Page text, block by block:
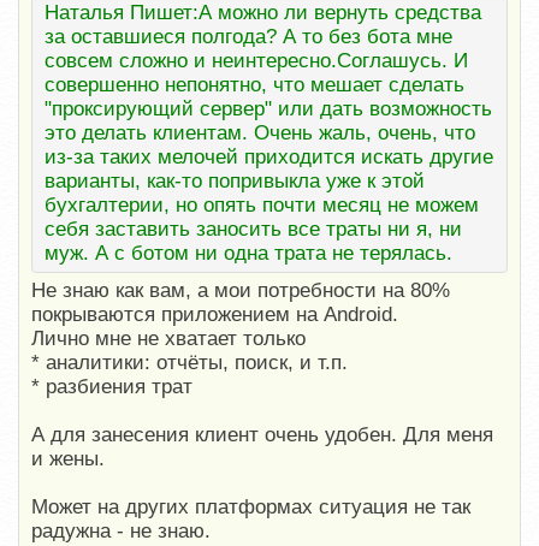
Наталья Пишет:А можно ли вернуть средства
за оставшиеся полгода? А то без бота мне
совсем сложно и неинтересно.Соглашусь. И
совершенно непонятно, что мешает сделать
"проксирующий сервер" или дать возможность
это делать клиентам. Очень жаль, очень, что
из-за таких мелочей приходится искать другие
варианты, как-то попривыкла уже к этой
бухгалтерии, но опять почти месяц не можем
себя заставить заносить все траты ни я, ни
муж. А с ботом ни одна трата не терялась.
Не знаю как вам, а мои потребности на 80%
покрываются приложением на Android.
Лично мне не хватает только
* аналитики: отчёты, поиск, и т.п.
* разбиения трат
А для занесения клиент очень удобен. Для меня
и жены.
Может на других платформах ситуация не так
радужна - не знаю.